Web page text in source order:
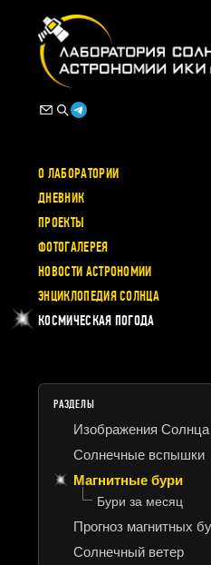
О ЛАБОРАТОРИИ
ДНЕВНИК
ПРОЕКТЫ
ФОТОГАЛЕРЕЯ
НОВОСТИ АСТРОНОМИИ
ЭНЦИКЛОПЕДИЯ СОЛНЦА
КОСМИЧЕСКАЯ ПОГОДА
РАЗДЕЛЫ
Изображения Солнца
Солнечные вспышки
Магнитные бури
Бури за месяц
Прогноз магнитных
Солнечный ветер